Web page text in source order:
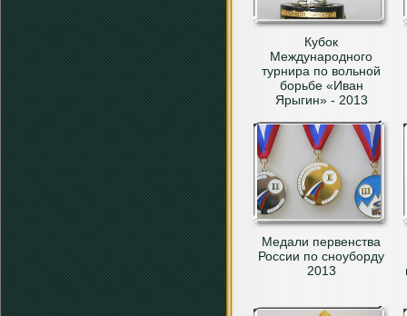
Кубок
Международного
турнира по вольной
борьбе «Иван
Ярыгин» - 2013
Медали первенства
России по сноуборду
2013